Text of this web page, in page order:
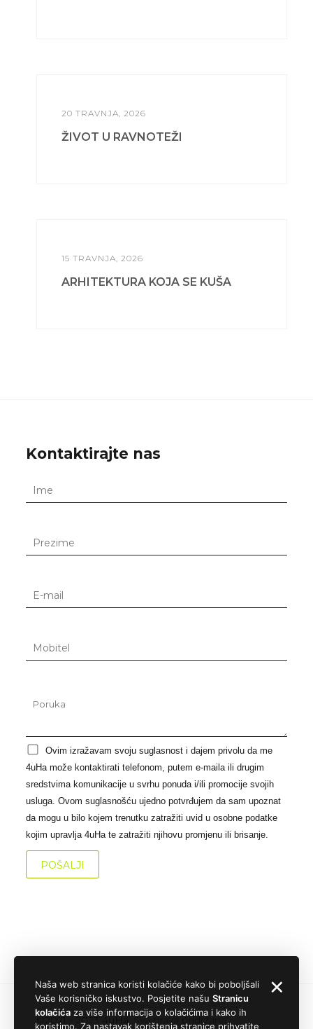
20 TRAVNJA, 2026
ŽIVOT U RAVNOTEŽI
15 TRAVNJA, 2026
ARHITEKTURA KOJA SE KUŠA
Kontaktirajte nas
Ovim izražavam svoju suglasnost i dajem privolu da me
4uHa može kontaktirati telefonom, putem e-maila ili drugim
sredstvima komunikacije u svrhu ponuda i/ili promocije svojih
usluga. Ovom suglasnošću ujedno potvrđujem da sam upoznat
da mogu u bilo kojem trenutku zatražiti uvid u osobne podatke
kojim upravlja 4uHa te zatražiti njihovu promjenu ili brisanje.
©2021 - 20234uHa. Sva prava pridržana.
Naša web stranica koristi kolačiće kako bi poboljšali
Vaše korisničko iskustvo. Posjetite našu Stranicu
kolačića za više informacija o kolačićima i kako ih
koristimo. Za nastavak korištenja stranice prihvatite
✕